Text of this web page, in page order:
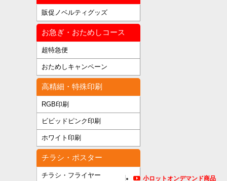
販促ノベルティグッズ
お急ぎ・おためしコース
超特急便
おためしキャンペーン
高精細・特殊印刷
RGB印刷
ビビッドピンク印刷
ホワイト印刷
チラシ・ポスター
チラシ・フライヤー 小ロットオンデマンド商品